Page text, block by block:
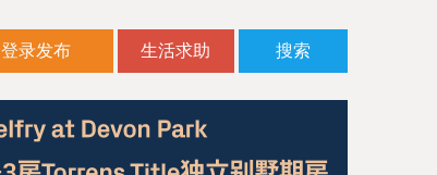
登录发布 生活求助 搜索